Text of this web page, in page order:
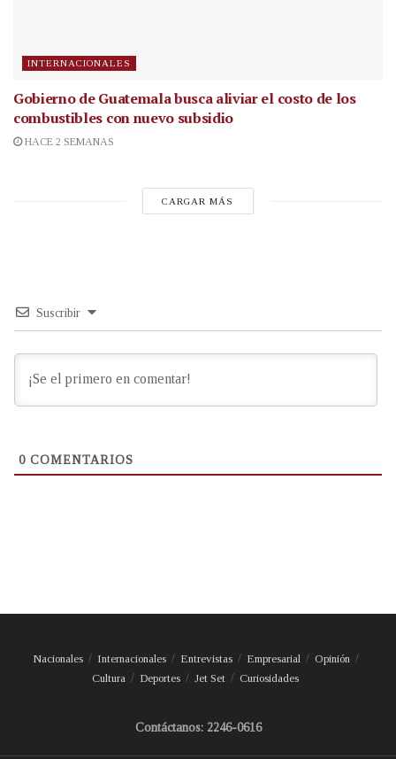
INTERNACIONALES
Gobierno de Guatemala busca aliviar el costo de los
combustibles con nuevo subsidio
HACE 2 SEMANAS
CARGAR MÁS
Suscribir
0 COMENTARIOS
Nacionales Internacionales Entrevistas Empresarial
Opinión
Cultura
Deportes Jet Set Curiosidades
Contáctanos: 2246-0616